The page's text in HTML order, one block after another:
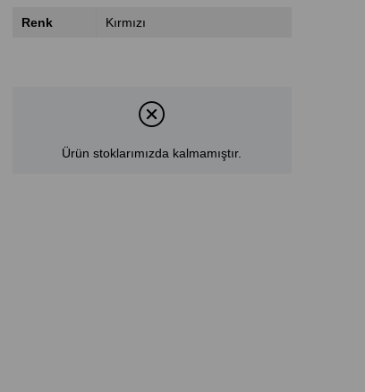
Renk Kırmızı
Ürün stoklarımızda kalmamıştır.